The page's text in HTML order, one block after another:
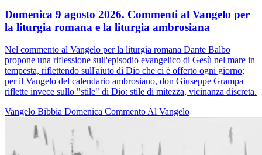
Domenica 9 agosto 2026. Commenti al Vangelo per
la liturgia romana e la liturgia ambrosiana
Nel commento al Vangelo per la liturgia romana Dante Balbo
propone una riflessione sull'episodio evangelico di Gesù nel mare in
tempesta, riflettendo sull'aiuto di Dio che ci è offerto ogni giorno;
per il Vangelo del calendario ambrosiano, don Giuseppe Grampa
riflette invece sullo "stile" di Dio: stile di mitezza, vicinanza discreta.
Vangelo Bibbia Domenica Commento Al Vangelo